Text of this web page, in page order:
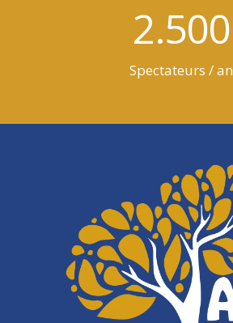
2.500
Spectateurs / an